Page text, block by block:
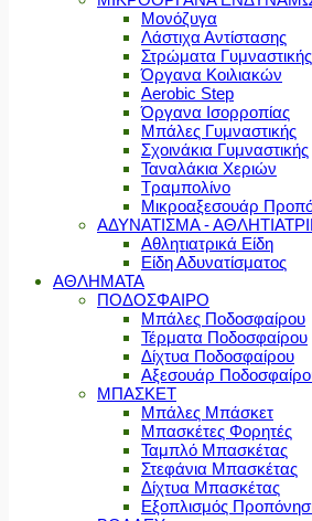
Μονόζυγα
Λάστιχα Αντίστασης
Στρώματα Γυμναστικής
Όργανα Κοιλιακών
Aerobic Step
Όργανα Ισορροπίας
Μπάλες Γυμναστικής
Σχοινάκια Γυμναστικής
Ταναλάκια Χεριών
Τραμπολίνο
Μικροαξεσουάρ
ΑΔΥΝΑΤΙΣΜΑ -
Αθλητιατρικά Είδη
Είδη Αδυνατίσματος
ΑΘΛΗΜΑΤΑ
ΠΟΔΟΣΦΑΙΡΟ
Μπάλες Ποδοσφαίρου
Τέρματα Ποδοσφαίρου
Δίχτυα Ποδοσφαίρου
Αξεσουάρ
ΜΠΑΣΚΕΤ
Μπάλες Μπάσκετ
Μπασκέτες Φορητές
Ταμπλό Μπασκέτας
Στεφάνια Μπασκέτας
Δίχτυα Μπασκέτας
Εξοπλισμός